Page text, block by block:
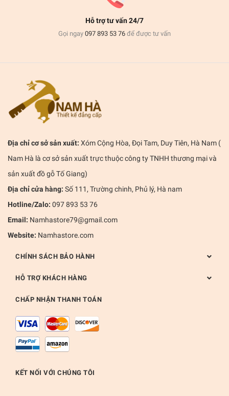
Hỗ trợ tư vấn 24/7
Gọi ngay 097 893 53 76 để được tư vấn
Địa chỉ cơ sở sản xuất: Xóm Cộng Hòa, Đọi Tam, Duy Tiên, Hà Nam (
Nam Hà là cơ sở sản xuất trực thuộc công ty TNHH thương mại và
sản xuất đồ gỗ Tố Giang)
Địa chỉ cửa hàng: Số 111, Trường chinh, Phủ lý, Hà nam
Hotline/Zalo: 097 893 53 76
Email: Namhastore79@gmail.com
Website: Namhastore.com
CHÍNH SÁCH BẢO HÀNH
HỖ TRỢ KHÁCH HÀNG
CHẤP NHẬN THANH TOÁN
KẾT NỐI VỚI CHÚNG TÔI